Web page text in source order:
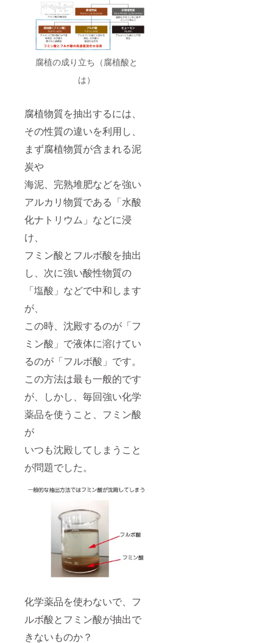
腐植の成り立ち（腐植酸と
は）
腐植物質を抽出するには、
その性質の違いを利用し、
まず腐植物質が含まれる泥
炭や
海泥、完熟堆肥などを強い
アルカリ物質である「水酸
化ナトリウム」などに浸
け、
フミン酸とフルボ酸を抽出
し、次に強い酸性物質の
「塩酸」などで中和します
が、
この時、沈殿するのが「フ
ミン酸」で液体に溶けてい
るのが「フルボ酸」です。
この方法は最も一般的です
が、しかし、毎回強い化学
薬品を使うこと、フミン酸
が
いつも沈殿してしまうこと
が問題でした。
化学薬品を使わないで、フ
ルボ酸とフミン酸が抽出で
きないものか？